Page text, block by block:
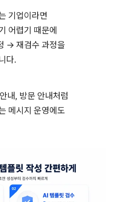
기업이라면
어렵기 때문에
→ 재검수 과정을
다.
내, 방문 안내처럼
메시지 운영에도